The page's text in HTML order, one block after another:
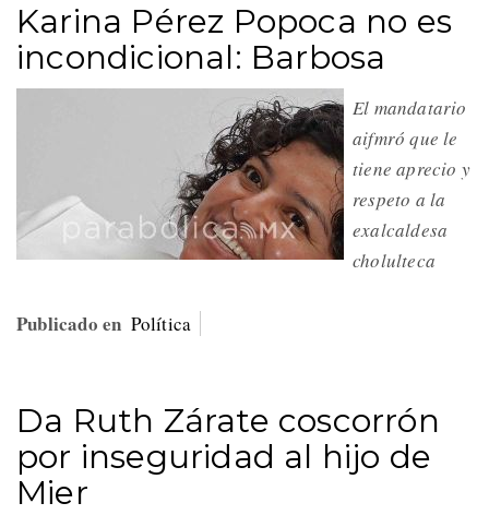
Karina Pérez Popoca no es
incondicional: Barbosa
El mandatario
aifmró que le
tiene aprecio y
respeto a la
exalcaldesa
cholulteca
Publicado en Política
Da Ruth Zárate coscorrón
por inseguridad al hijo de
Mier